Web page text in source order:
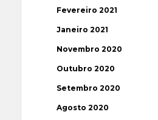
Fevereiro 2021
Janeiro 2021
Novembro 2020
Outubro 2020
Setembro 2020
Agosto 2020